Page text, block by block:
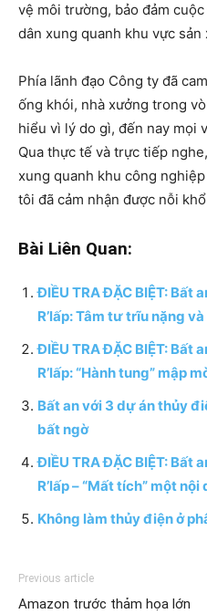
vệ môi trường, bảo đảm
dân xung quanh khu vực sản
Phía lãnh đạo Công ty đã
ống khói, nhà xưởng trong
hiểu vì lý do gì, đến nay mọi
Qua thực tế và trực tiếp
xung quanh khu công
tôi đã cảm nhận được nỗi
Bài Liên Quan:
ĐIỀU TRA ĐẶC BIỆT: Bất
R’lấp: Tâm tư trĩu nặng
ĐIỀU TRA ĐẶC BIỆT: Bất
R’lấp: “Hành tung” mập
Bất an với 3 dự án thủy
bất ngờ
ĐIỀU TRA ĐẶC BIỆT: Bất
R’lấp – “Mất tích” một
Không làm thủy điện ở
Previous article
Amazon trước thảm họa lớn